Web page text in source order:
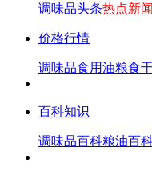
调味品头条热点新闻
价格行情
调味品食用油粮食
百科知识
调味品百科粮油百